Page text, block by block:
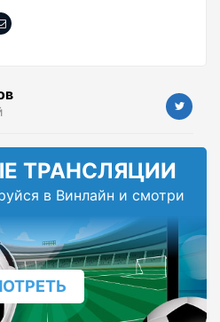
ТРАНСЛЯЦИИ
в Винлайн и смотри